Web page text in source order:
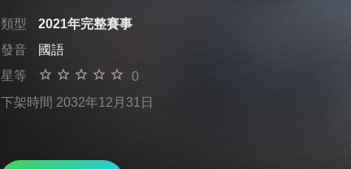
類型
2021年完整賽事
發音
國語
星等
0
下架時間 2032年12月31日